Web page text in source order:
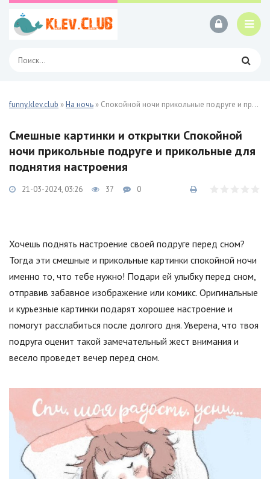
funny.klev.club »На ночь » Спокойной ночи прикольные подруге и прикольные 27 фото
Смешные картинки и открытки Спокойной
ночи прикольные подруге и прикольные для
поднятия настроения
21-03-2024, 03:26 37 0
Хочешь поднять настроение своей подруге перед сном?
Тогда эти смешные и прикольные картинки спокойной ночи
именно то, что тебе нужно! Подари ей улыбку перед сном,
отправив забавное изображение или комикс. Оригинальные
и курьезные картинки подарят хорошее настроение и
помогут расслабиться после долгого дня. Уверена, что твоя
подруга оценит такой замечательный жест внимания и
весело проведет вечер перед сном.